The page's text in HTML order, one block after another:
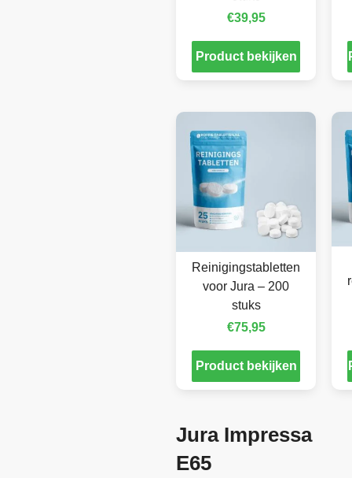
€39,95
Product bekijken
Reinigingstabletten
voor Jura – 200
stuks
€75,95
Product bekijken
Jura Impressa
E65